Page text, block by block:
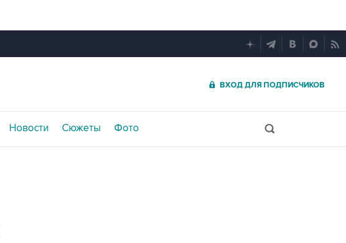
ВХОД ДЛЯ ПОДПИСЧИКОВ
Новости Сюжеты Фото